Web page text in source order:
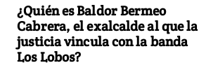
¿Quién es Baldor Bermeo
Cabrera, el exalcalde al que la
justicia vincula con la banda
Los Lobos?